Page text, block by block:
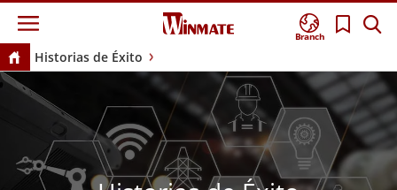
Branch
Historias de Éxito